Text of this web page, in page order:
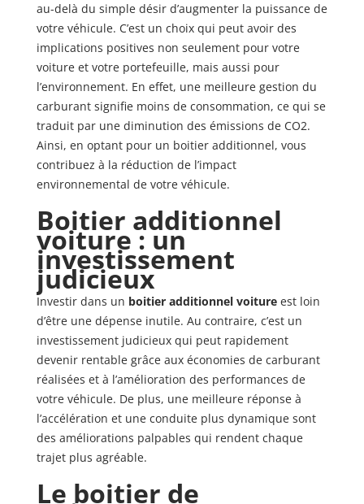
au-delà du simple désir d’augmenter la puissance de
votre véhicule. C’est un choix qui peut avoir des
implications positives non seulement pour votre
voiture et votre portefeuille, mais aussi pour
l’environnement. En effet, une meilleure gestion du
carburant signifie moins de consommation, ce qui se
traduit par une diminution des émissions de CO2.
Ainsi, en optant pour un boitier additionnel, vous
contribuez à la réduction de l’impact
environnemental de votre véhicule.
Boitier additionnel
voiture : un
investissement
judicieux
Investir dans un boitier additionnel voiture est loin
d’être une dépense inutile. Au contraire, c’est un
investissement judicieux qui peut rapidement
devenir rentable grâce aux économies de carburant
réalisées et à l’amélioration des performances de
votre véhicule. De plus, une meilleure réponse à
l’accélération et une conduite plus dynamique sont
des améliorations palpables qui rendent chaque
trajet plus agréable.
Le boitier de